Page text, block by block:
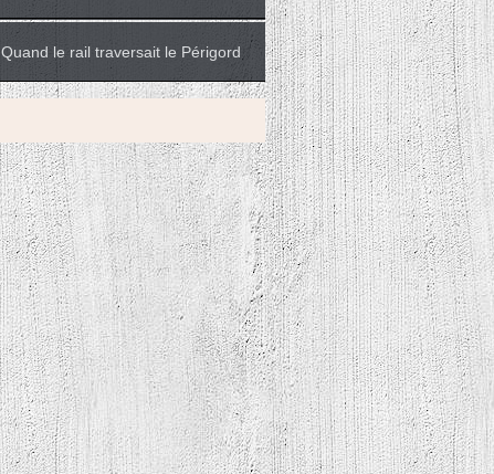
Quand le rail traversait le Périgord